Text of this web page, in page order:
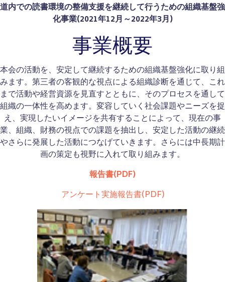
道内での読書環境の整備支援を継続して行うための組織基盤強
化事業(2021年12月～2022年3月)
事業概要
本会の活動を、安定して継続するための組織基盤強化に取り組
みます。第三者の客観的な視点による組織診断を通じて、これ
まで活動や経営資源を見直すとともに、そのプロセスを通して
組織の一体性を高めます。変容していく社会課題やニーズを捉
え、実現したいイメージを共有することによって、現在の事
業、組織、財務の視点での課題を抽出し、安定した活動の継続
やさらに発展した活動につなげていきます。さらには中長期計
画の策定も視野に入れて取り組みます。
報告書(PDF)
アンケート実施報告書(PDF)